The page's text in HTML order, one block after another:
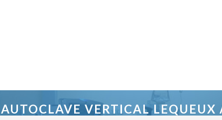
AUTOCLAVE VERTICAL